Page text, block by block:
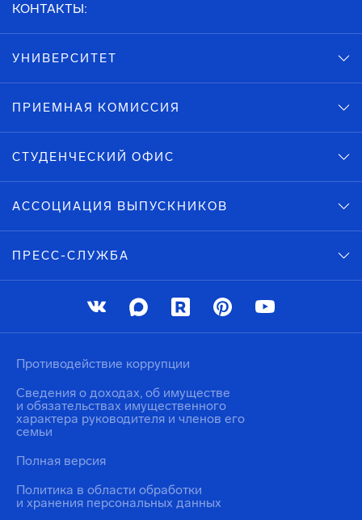
КОНТАКТЫ:
УНИВЕРСИТЕТ
ПРИЕМНАЯ КОМИССИЯ
СТУДЕНЧЕСКИЙ ОФИС
АССОЦИАЦИЯ ВЫПУСКНИКОВ
ПРЕСС-СЛУЖБА
Политика в области обработки
и хранения персональных данных
Противодействие коррупции
Сведения о доходах, об имуществе
и обязательствах имущественного
характера руководителя и членов его
семьи
Полная версия